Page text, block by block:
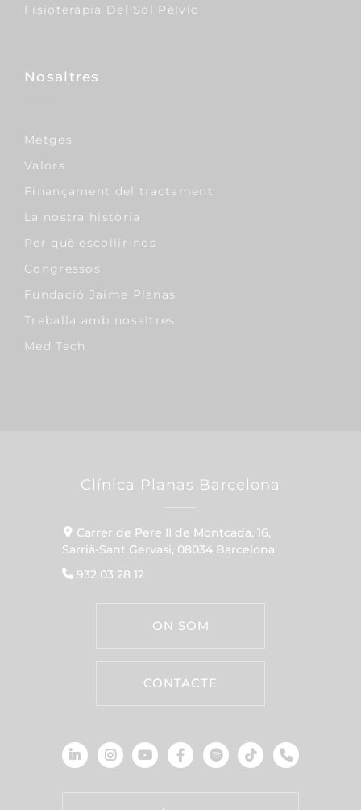
Fisioteràpia Del Sòl Pèlvic
Nosaltres
Metges
Valors
Finançament del tractament
La nostra història
Per què escollir-nos
Congressos
Fundació Jaime Planas
Treballa amb nosaltres
Med Tech
Clínica Planas Barcelona
Carrer de Pere II de Montcada, 16,
Sarrià-Sant Gervasi, 08034 Barcelona
932 03 28 12
ON SOM
CONTACTE